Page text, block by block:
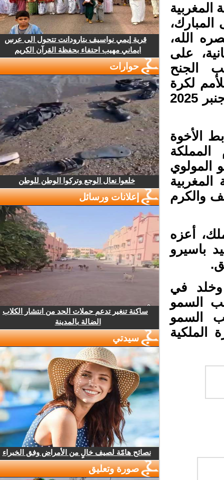
المغربية
الله،
على
الجنح
لكرة
القدم، التي احتضنتها المملكة المغربية من 21 دجنبر 2025
الأخوة
المولوي
والكرم
أعزه
باسيرو
في
السمو
السمو
الملكية
قرية إيمي نواسيف بتارودانت تتحول الى عرس
ايماني مهيب احتفاء بحفظة القرآن الكريم
حوارات
خلعوا نعال الوجع وتركوا الوطن للوطن
إعلانات ورسائل
ساكنة تنغير تدعم حملات الحد من انتشار الكلاب
الضالة بالمدينة
سيدتي
نصائح هامّة لصيف خالٍ من الأمراض وفق الخبراء
صورة وتعليق